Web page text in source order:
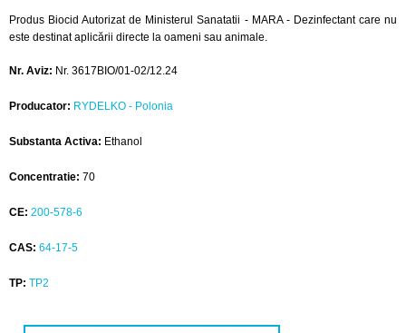
Produs Biocid Autorizat de Ministerul Sanatatii - MARA - Dezinfectant care nu
este destinat aplicării directe la oameni sau animale.
Nr. Aviz: Nr. 3617BIO/01-02/12.24
Producator: RYDELKO - Polonia
Substanta Activa: Ethanol
Concentratie: 70
CE: 200-578-6
CAS: 64-17-5
TP: TP2